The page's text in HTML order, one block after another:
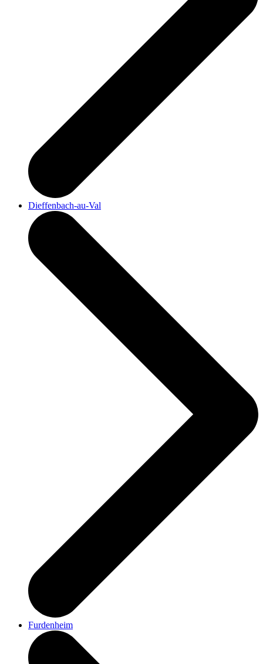
Dieffenbach-au-Val
Furdenheim